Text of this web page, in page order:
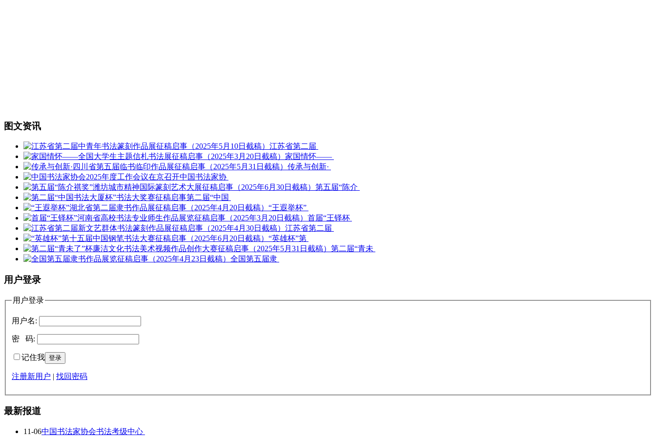
图文资讯
江苏省第二届
家国情怀——
传承与创新·
中国书法家协
第五届“陈介
第二届“中国
“王遐举杯”
首届“王铎杯
江苏省第二届
“英雄杯”第
第二届“青未
全国第五届隶
用户登录
用户登录
用户名:
密 码:
记住我
注册新用户 找回密码
最新报道
11-06中国书法家协会书法考级中心